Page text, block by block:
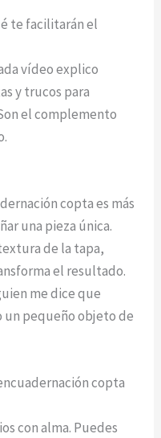
te facilitarán el
vídeo explico
y trucos para
el complemento
copta es más
una pieza única.
de la tapa,
el resultado.
me dice que
un pequeño objeto de
copta
con alma. Puedes